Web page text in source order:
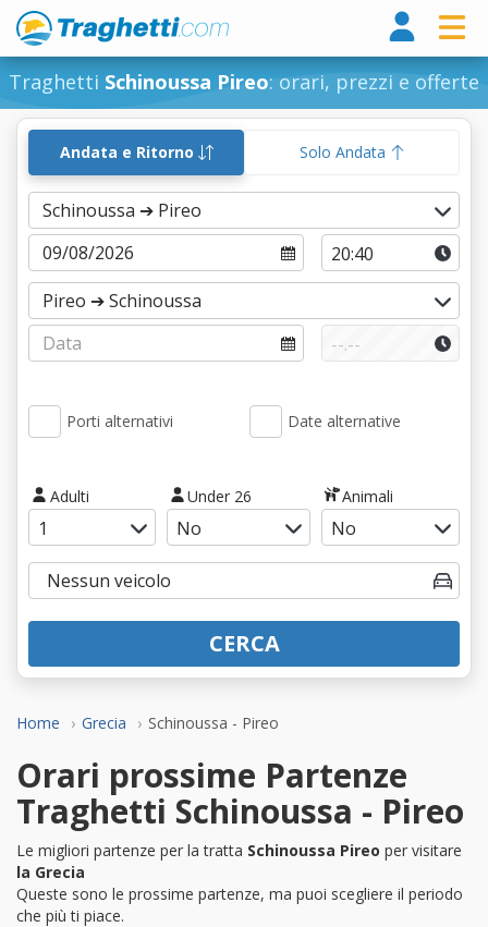
Traghetti Schinoussa Pireo: orari, prezzi e offerte
Home Grecia Schinoussa - Pireo
Andata e Ritorno Solo Andata
Porti alternativi Date alternative
Adulti Under 26 Animali
CERCA
Orari prossime Partenze
Traghetti Schinoussa - Pireo
Le migliori partenze per la tratta Schinoussa Pireo per visitare
la Grecia
Queste sono le prossime partenze, ma puoi scegliere il periodo
che più ti piace.